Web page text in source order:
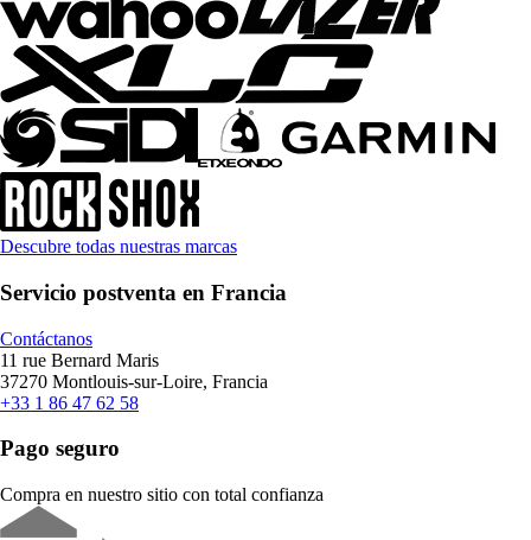
Descubre todas nuestras marcas
Servicio postventa en Francia
Contáctanos
11 rue Bernard Maris
37270 Montlouis-sur-Loire, Francia
+33 1 86 47 62 58
Pago seguro
Compra en nuestro sitio con total confianza